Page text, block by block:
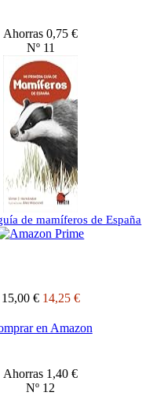
Ahorras 0,75 €
Nº 11
de mamíferos de España
15,00 € 14,25 €
en Amazon
Ahorras 1,40 €
Nº 12